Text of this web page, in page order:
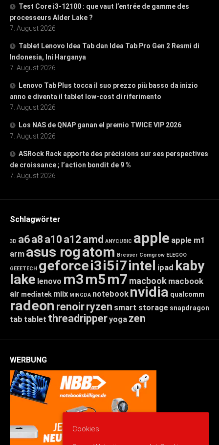
Test Core i3-12100 : que vaut l’entrée de gamme des
processeurs Alder Lake ?
7. August 2026
Tablet Lenovo Idea Tab dan Idea Tab Pro Gen 2 Resmi di
Indonesia, Ini Harganya
7. August 2026
Lenovo Tab Plus tocca il suo prezzo più basso da inizio
anno e diventa il tablet low-cost di riferimento
7. August 2026
Los NAS de QNAP ganan el premio TWICE VIP 2026
7. August 2026
ASRock Rack apporte des précisions sur ses perspectives
de croissance ; l’action bondit de 9 %
7. August 2026
Schlagwörter
3D a6a8 a10 a12amd ANYCUBIC apple apple m1
arm asus rogatom Bresser Comgrow ELEGOO
GEEETECH geforcei3i5i7intel ipad kaby
lake lenovo m3m5m7 macbook macbook
air mediatek miix MINGDA notebook nvidia qualcomm
radeon renoirryzen smart storage snapdragon
tab tablet threadripperyoga zen
WERBUNG
Cookies